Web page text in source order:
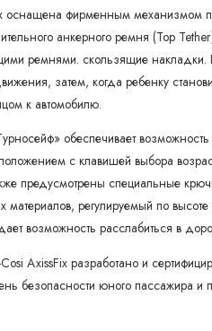
оснащена фирменным механизмом
анкерного ремня (Top
ремнями. скользящие
затем, когда ребенку
к автомобилю.
обеспечивает
с клавишей выбора
предусмотрены специальные
материалов, регулируемый по
возможность расслабиться в
AxissFix разработано и
безопасности юного пассажира